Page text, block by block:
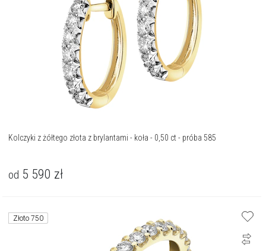
Kolczyki z żółtego złota z brylantami - koła - 0,50 ct - próba 585
od 5 590 zł
Złoto 750